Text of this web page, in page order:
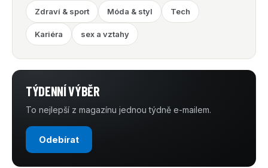
Zdraví & sport Móda & styl Tech
Kariéra sex a vztahy
TÝDENNÍ VÝBĚR
To nejlepší z magazínu jednou týdně e-mailem.
Odebírat